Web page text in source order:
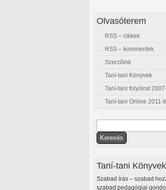
Olvasóterem
RSS – cikkek
RSS – kommentek
Szerzőink
Taní-tani Könyvek
Taní-tani folyóirat
Taní-tani Online 2011-
Keresés űrlap
Taní-tani Könyvek
Szabad írás – szabad
szabad pedagógiai